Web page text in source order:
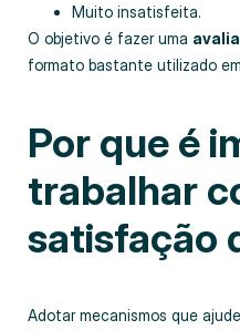
Muito insatisfeita.
O objetivo é fazer uma
formato bastante utilizado
Por que é
trabalhar
satisfação
Adotar mecanismos que